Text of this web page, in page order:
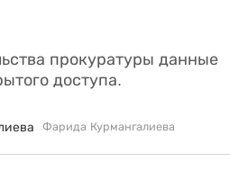
прокуратуры данные
доступа.
Фарида Курмангалиева